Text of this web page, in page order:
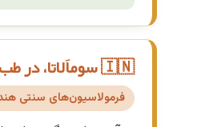
🇮🇳 سوماَلاتا، در طب آیورودیک هند
فرمولاسیون‌های سنتی